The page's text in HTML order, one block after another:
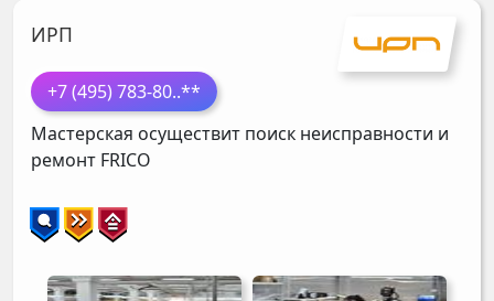
ИРП
+7 (495) 783-80..**
Мастерская осуществит поиск неисправности и
ремонт FRICO